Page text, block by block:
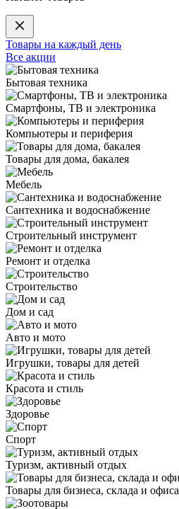
Товары на каждый день
Все акции
Бытовая техника
Смартфоны, ТВ и электроника
Компьютеры и периферия
Товары для дома, бакалея
Мебель
Сантехника и водоснабжение
Строительный инструмент
Ремонт и отделка
Строительство
Дом и сад
Авто и мото
Игрушки, товары для детей
Красота и стиль
Здоровье
Спорт
Туризм, активный отдых
Товары для бизнеса, склада и офиса